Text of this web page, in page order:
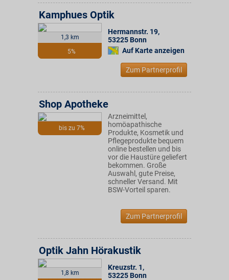
1,3 km
5%
Kamphues Optik
Hermannstr. 19,
53225 Bonn
Auf Karte anzeigen
Zum Partnerprofil
bis zu 7%
Shop Apotheke
Arzneimittel,
homöapathische
Produkte, Kosmetik und
Pflegeprodukte bequem
online bestellen und bis
vor die Haustüre geliefert
bekommen. Große
Auswahl, gute Preise,
schneller Versand. Mit
BSW-Vorteil sparen.
Zum Partnerprofil
1,8 km
Optik Jahn Hörakustik
Kreuzstr. 1,
53225 Bonn